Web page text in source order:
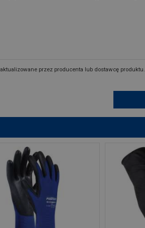
przez producenta lub dostawcę produktu.